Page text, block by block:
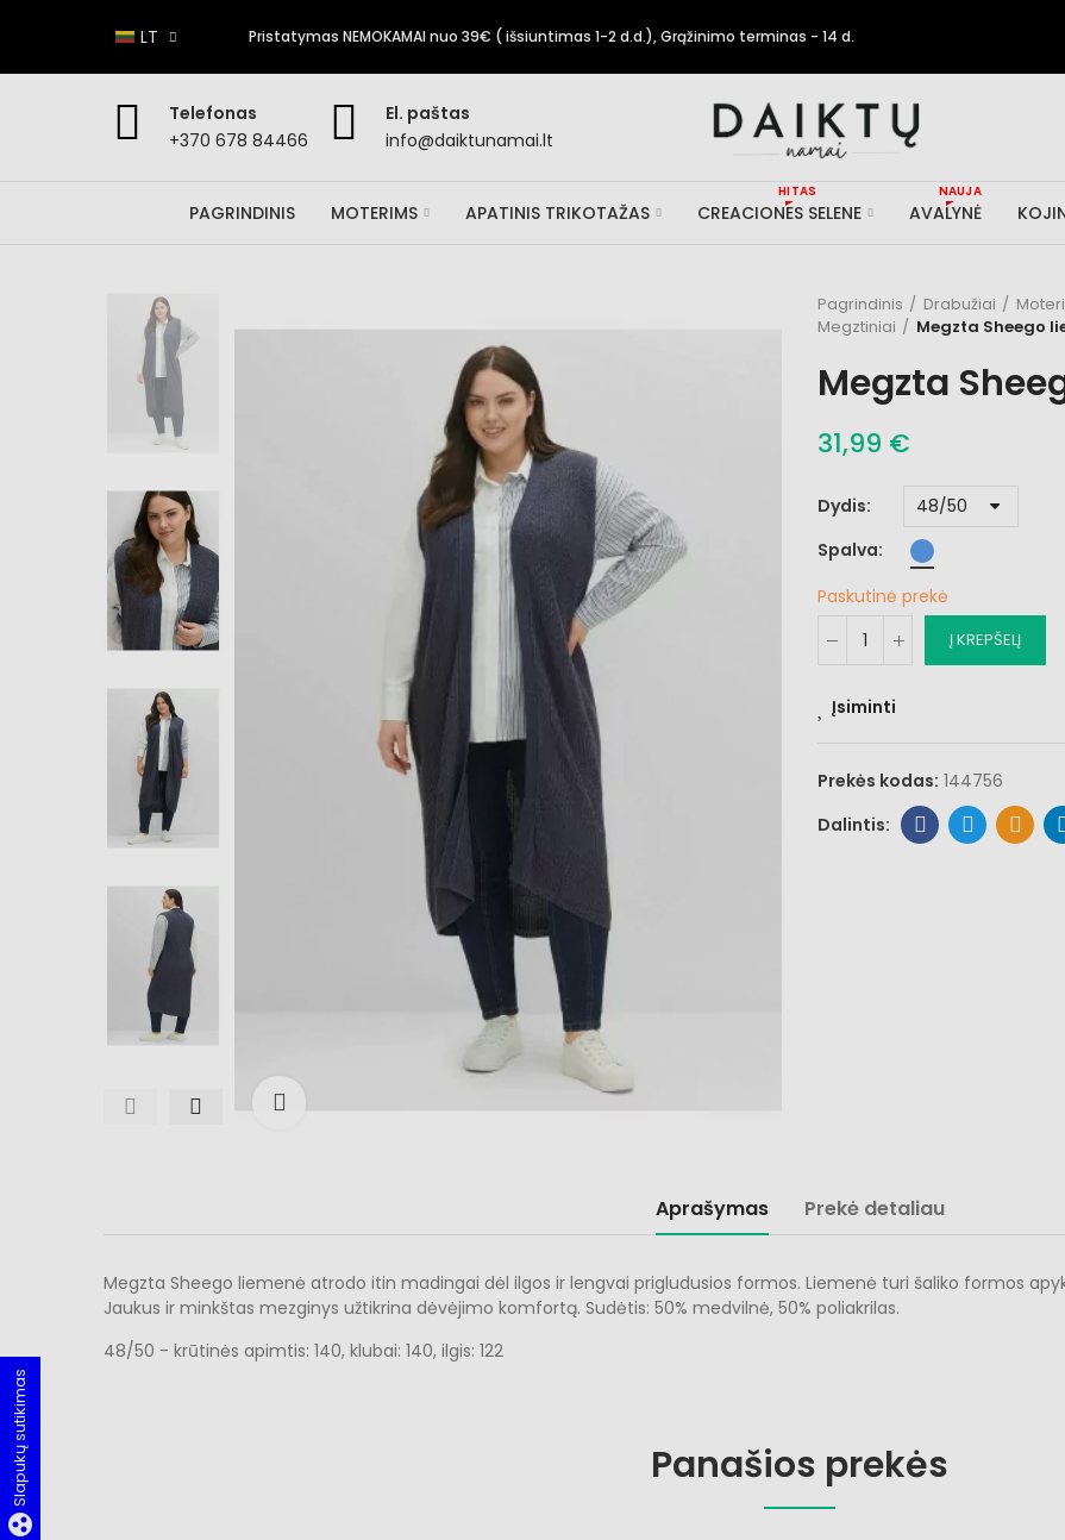
LT Pristatymas NEMOKAMAI nuo 39€ ( išsiuntimas 1-2 d.d.), Grąžinimo terminas - 14 d.
Telefonas
+370 678 84466
El. paštas
info@daiktunamai.lt
PAGRINDINIS MOTERIMS APATINIS TRIKOTAŽAS CREACIONES SELENE
HITAS
AVALYNĖ
NAUJA
Pagrindinis Drabužiai
Megztiniai
Megzta Sheego
Megzta
31,99 €
Dydis
Spalva
Paskutinė prekė
Į KREPŠELĮ
Įsiminti
Prekės kodas: 144756
Aprašymas Prekė detaliau
Megzta Sheego liemenė atrodo itin madingai dėl ilgos ir lengvai prigludusios formos. Liemenė turi šaliko formos
Jaukus ir minkštas mezginys užtikrina dėvėjimo komfortą. Sudėtis: 50% medvilnė, 50% poliakrilas.
48/50 - krūtinės apimtis: 140, klubai: 140, ilgis: 122
Panašios prekės
group_work
Slapukų sutikimas